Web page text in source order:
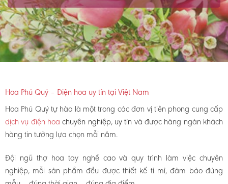
Hoa Phú Quý – Điện hoa uy tín tại Việt Nam
Hoa Phú Quý tự hào là một trong các đơn vị tiên phong cung cấp
dịch vụ điện hoachuyên nghiệp, uy tín và được hàng ngàn khách
hàng tin tưởng lựa chọn mỗi năm.
Đội ngũ thợ hoa tay nghề cao và quy trình làm việc chuyên
nghiệp, mỗi sản phẩm đều được thiết kế tỉ mỉ, đảm bảo đúng